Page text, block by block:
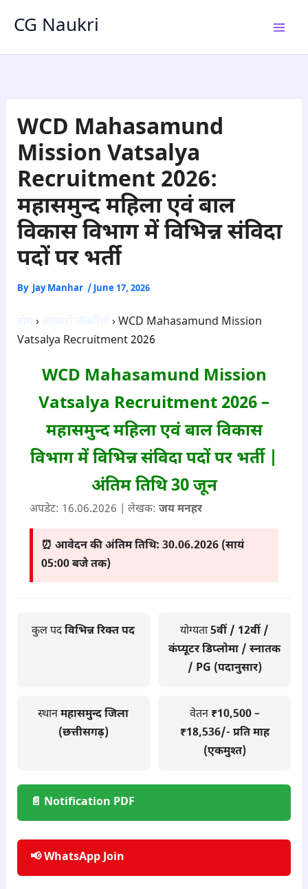
CG Naukri
WCD Mahasamund
Mission Vatsalya
Recruitment 2026:
महासमुन्द महिला एवं बाल
विकास विभाग में विभिन्न संविदा
पदों पर भर्ती
By Jay Manhar / June 17, 2026
›
› WCD Mahasamund Mission
Vatsalya Recruitment 2026
WCD Mahasamund Mission
Vatsalya Recruitment 2026 –
महासमुन्द महिला एवं बाल विकास
विभाग में विभिन्न संविदा पदों पर भर्ती |
अंतिम तिथि 30 जून
अपडेट: 16.06.2026 | लेखक: जय मनहर
⏰ आवेदन की अंतिम तिथि: 30.06.2026 (सायं
05:00 बजे तक)
कुल पदविभिन्न रिक्त पद योग्यता5वीं / 12वीं /
कंप्यूटर डिप्लोमा / स्नातक
/ PG (पदानुसार)
स्थानमहासमुन्द जिला
(छत्तीसगढ़)
वेतन₹10,500 –
₹18,536/- प्रति माह
(एकमुश्त)
📄 Notification PDF
📢 WhatsApp Join